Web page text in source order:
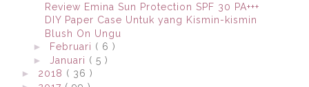
Review Emina Sun Protection SPF 30 PA+++
DIY Paper Case Untuk yang Kismin-kismin
Blush On Ungu
►
Februari ( 6 )
►
Januari ( 5 )
► 2018 ( 36 )